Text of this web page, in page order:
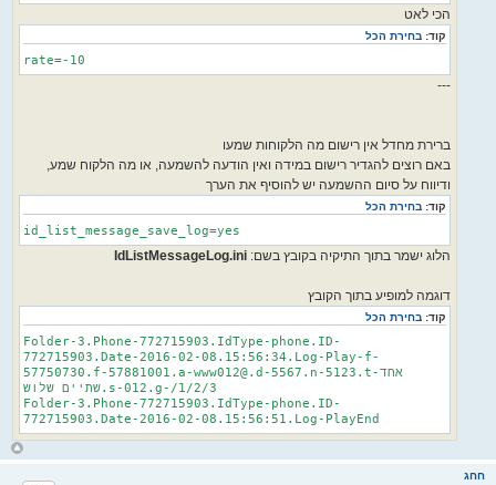
הכי לאט
קוד: בחירת הכל
rate=-10
---
ברירת מחדל אין רישום מה הלקוחות שמעו
באם רוצים להגדיר רישום במידה ואין הודעה להשמעה, או מה הלקוח שמע,
ודיווח על סיום ההשמעה יש להוסיף את הערך
קוד: בחירת הכל
id_list_message_save_log=yes
הלוג ישמר בתוך התיקיה בקובץ בשם: IdListMessageLog.ini
דוגמה למופיע בתוך הקובץ
קוד: בחירת הכל
Folder-3.Phone-772715903.IdType-phone.ID-
772715903.Date-2016-02-08.15:56:34.Log-Play-f-
57750730.f-57881001.a-www012@.d-5567.n-5123.t-אחד
שתיים שלוש.s-012.g-/1/2/3
Folder-3.Phone-772715903.IdType-phone.ID-
772715903.Date-2016-02-08.15:56:51.Log-PlayEnd
חחג